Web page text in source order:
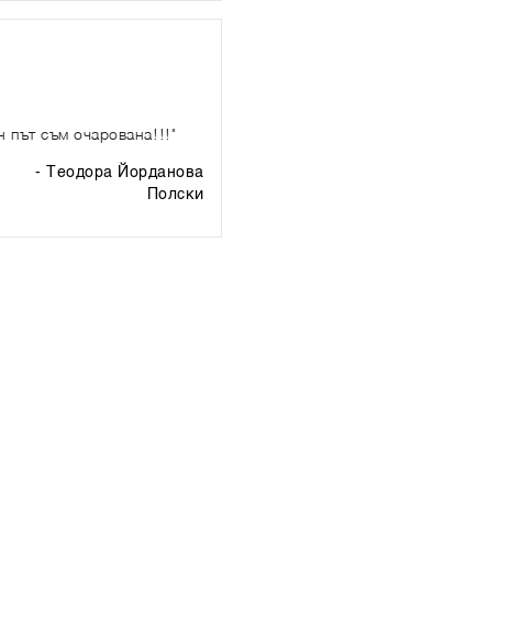
път съм очарована!!!"
- Теодора Йорданова
полски